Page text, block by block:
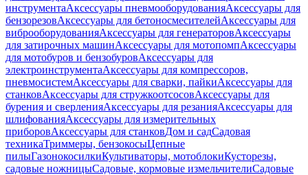
инструментаАксессуары пневмооборудованияАксессуары для
бензорезовАксессуары для бетоносмесителейАксессуары для
виброоборудованияАксессуары для генераторовАксессуары
для затирочных машинАксессуары для мотопомпАксессуары
для мотобуров и бензобуровАксессуары для
электроинструментаАксессуары для компрессоров,
пневмосистемАксессуары для сварки, пайкиАксессуары для
станковАксессуары для стружкоотсосовАксессуары для
бурения и сверленияАксессуары для резанияАксессуары для
шлифованияАксессуары для измерительных
приборовАксессуары для станковДом и садСадовая
техникаТриммеры, бензокосыЦепные
пилыГазонокосилкиКультиваторы, мотоблокиКусторезы,
садовые ножницыСадовые, кормовые измельчителиСадовые